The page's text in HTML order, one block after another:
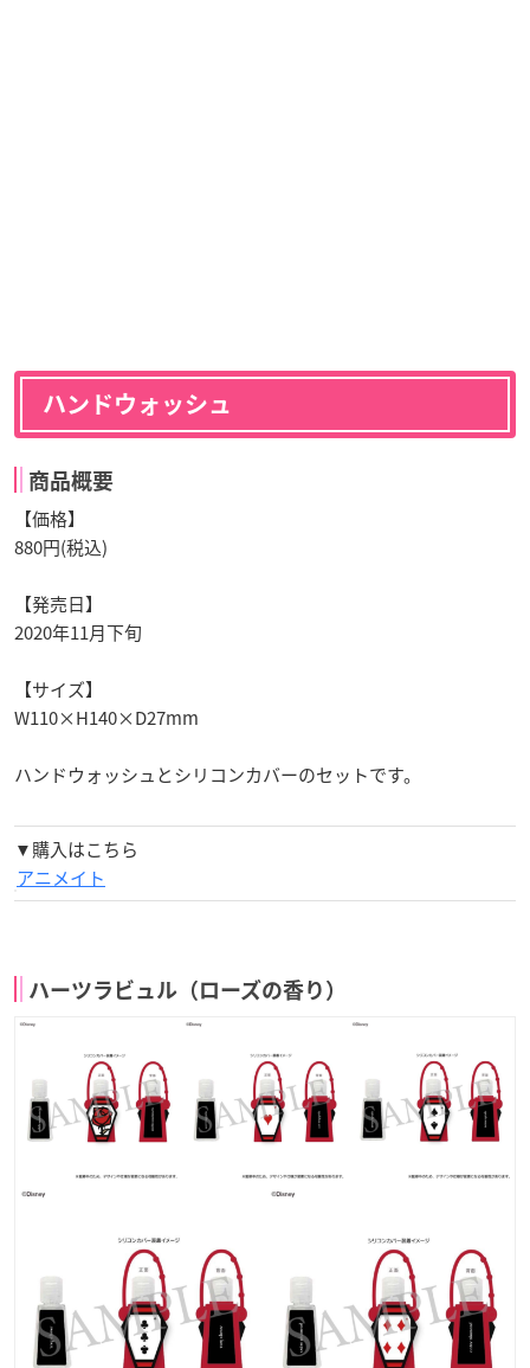
ハンドウォッシュ
商品概要
【価格】
880円(税込)
【発売日】
2020年11月下旬
【サイズ】
W110×H140×D27mm
ハンドウォッシュとシリコンカバーのセットです。
▼購入はこちら
アニメイト
ハーツラビュル（ローズの香り）